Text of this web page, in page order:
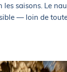
saisons. Le
— loin de